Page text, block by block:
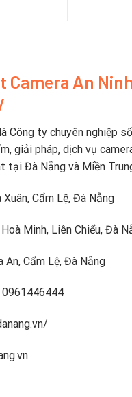
Camera An
Công ty chuyên nghiệp
giải pháp, dịch vụ
tại Đà Nẵng và Miền
Cẩm Lệ, Đà Nẵng
Minh, Liên Chiểu, Đà
An, Cẩm Lệ, Đà Nẵng